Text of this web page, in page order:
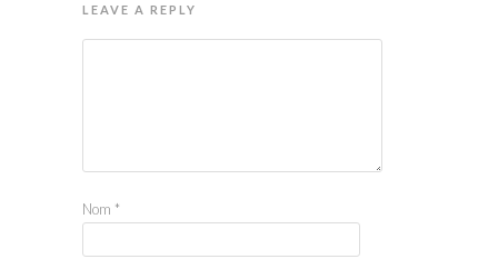
LEAVE A REPLY
Nom *